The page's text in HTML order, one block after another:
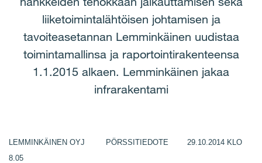
liiketoimintalähtöisen johtamisen ja
tavoiteasetannan Lemminkäinen uudistaa
toimintamallinsa ja raportointirakenteensa
1.1.2015 alkaen. Lemminkäinen jakaa
infrarakentami
LEMMINKÄINEN OYJ PÖRSSITIEDOTE 29.10.2014 KLO
8.05